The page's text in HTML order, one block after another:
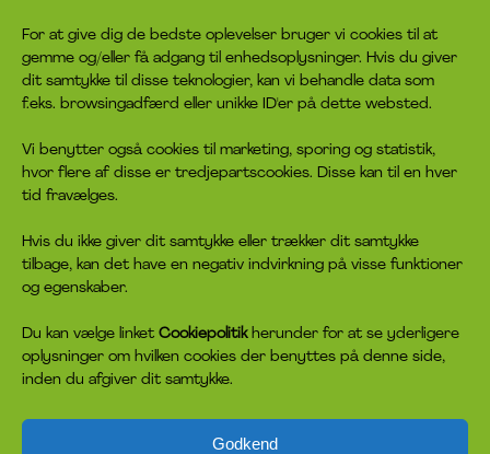
For at give dig de bedste oplevelser bruger vi cookies til at
gemme og/eller få adgang til enhedsoplysninger. Hvis du giver
dit samtykke til disse teknologier, kan vi behandle data som
f.eks. browsingadfærd eller unikke ID'er på dette websted.
Vi benytter også cookies til marketing, sporing og statistik,
hvor flere af disse er tredjepartscookies. Disse kan til en hver
tid fravælges.
Hvis du ikke giver dit samtykke eller trækker dit samtykke
tilbage, kan det have en negativ indvirkning på visse funktioner
og egenskaber.
Du kan vælge linket Cookiepolitikherunder for at se yderligere
oplysninger om hvilken cookies der benyttes på denne side,
inden du afgiver dit samtykke.
Godkend
NOGEN AT